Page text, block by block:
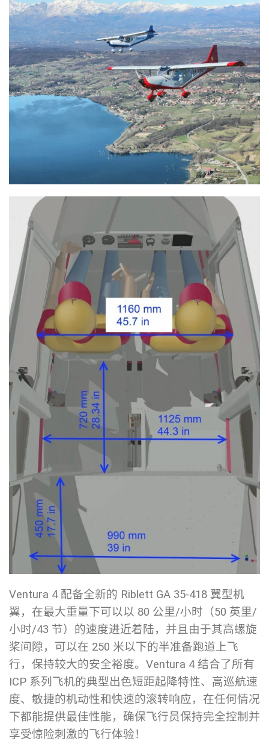
Ventura 4 配备全新的 Riblett GA 35-418 翼型机
翼，在最大重量下可以以 80 公里/小时（50 英里/
小时/43 节）的速度进近着陆，并且由于其高螺旋
桨间隙，可以在 250 米以下的半准备跑道上飞
行，保持较大的安全裕度。Ventura 4 结合了所有
ICP 系列飞机的典型出色短距起降特性、高巡航速
度、敏捷的机动性和快速的滚转响应，在任何情况
下都能提供最佳性能，确保飞行员保持完全控制并
享受惊险刺激的飞行体验！